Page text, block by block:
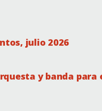
julio 2026
y banda para